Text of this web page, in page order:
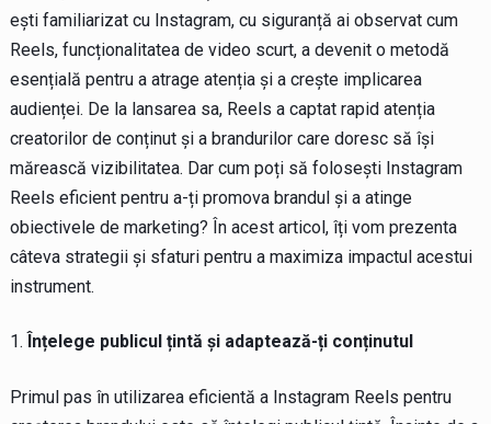
ești familiarizat cu Instagram, cu siguranță ai observat cum
Reels, funcționalitatea de video scurt, a devenit o metodă
esențială pentru a atrage atenția și a crește implicarea
audienței. De la lansarea sa, Reels a captat rapid atenția
creatorilor de conținut și a brandurilor care doresc să își
mărească vizibilitatea. Dar cum poți să folosești Instagram
Reels eficient pentru a-ți promova brandul și a atinge
obiectivele de marketing? În acest articol, îți vom prezenta
câteva strategii și sfaturi pentru a maximiza impactul acestui
instrument.
Înțelege publicul țintă și adaptează-ți conținutul
Primul pas în utilizarea eficientă a Instagram Reels pentru